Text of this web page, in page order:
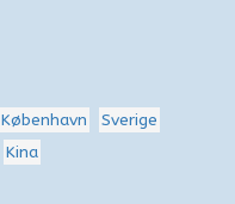
København
Sverige
Kina